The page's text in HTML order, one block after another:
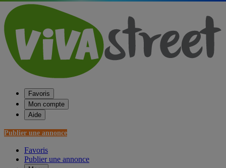
Favoris
Mon compte
Aide
Publier une annonce
Favoris
Publier une annonce